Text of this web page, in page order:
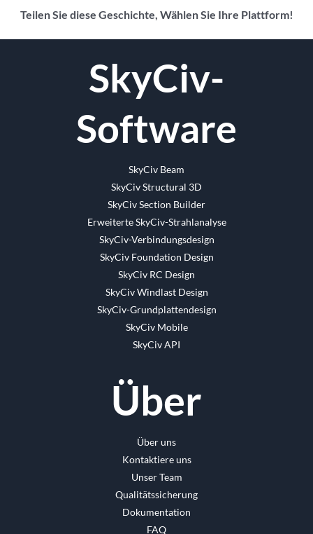
Teilen Sie diese Geschichte, Wählen Sie Ihre Plattform!
SkyCiv-
Software
SkyCiv Beam
SkyCiv Structural 3D
SkyCiv Section Builder
Erweiterte SkyCiv-Strahlanalyse
SkyCiv-Verbindungsdesign
SkyCiv Foundation Design
SkyCiv RC Design
SkyCiv Windlast Design
SkyCiv-Grundplattendesign
SkyCiv Mobile
SkyCiv API
Über
Über uns
Kontaktiere uns
Unser Team
Qualitätssicherung
Dokumentation
FAQ